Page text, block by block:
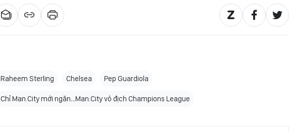
Raheem Sterling Chelsea Pep Guardiola
Chỉ Man.City mới ngăn…Man.City vô địch Champions League